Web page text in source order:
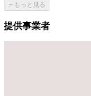
もっと見る
提供事業者